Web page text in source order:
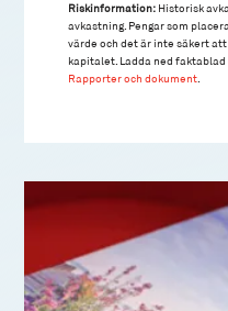
Riskinformation: Historisk
avkastning. Pengar som
värde och det är inte säkert
kapitalet. Ladda ned
Rapporter och dokument